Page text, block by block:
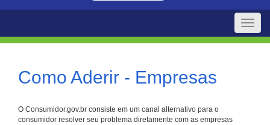
Toggle
Como Aderir - Empresas
O Consumidor.gov.br consiste em um canal alternativo para o
consumidor resolver seu problema diretamente com as empresas